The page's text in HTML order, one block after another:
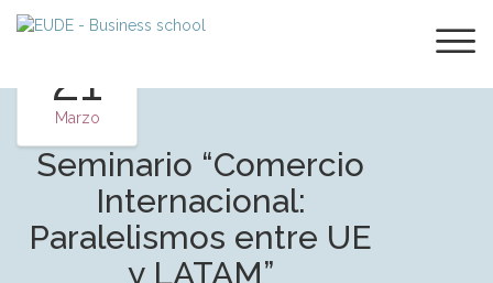
21
Marzo
Seminario “Comercio
Internacional:
Paralelismos entre UE
y LATAM”